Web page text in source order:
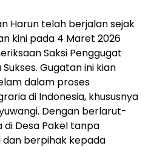
Harun telah berjalan sejak
kini pada 4 Maret 2026
Saksi Penggugat
Gugatan ini kian
dalam proses
di Indonesia, khususnya
Dengan berlarut-
Desa Pakel tanpa
dan berpihak kepada